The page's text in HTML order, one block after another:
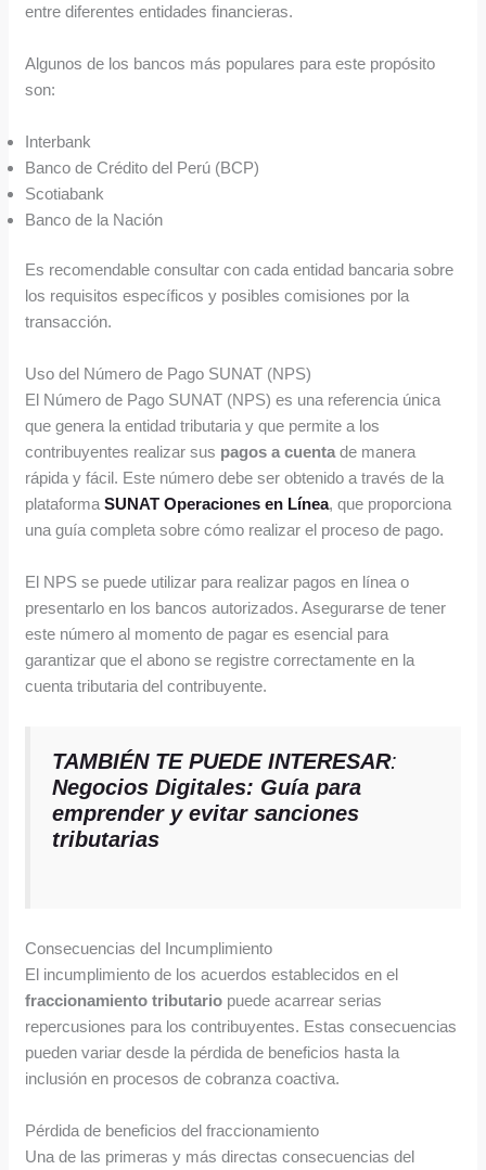
entre diferentes entidades financieras.
Algunos de los bancos más populares para este propósito
son:
Interbank
Banco de Crédito del Perú (BCP)
Scotiabank
Banco de la Nación
Es recomendable consultar con cada entidad bancaria sobre
los requisitos específicos y posibles comisiones por la
transacción.
Uso del Número de Pago SUNAT (NPS)
El Número de Pago SUNAT (NPS) es una referencia única
que genera la entidad tributaria y que permite a los
contribuyentes realizar sus pagos a cuentade manera
rápida y fácil. Este número debe ser obtenido a través de la
plataformaSUNAT Operaciones en Línea, que proporciona
una guía completa sobre cómo realizar el proceso de pago.
El NPS se puede utilizar para realizar pagos en línea o
presentarlo en los bancos autorizados. Asegurarse de tener
este número al momento de pagar es esencial para
garantizar que el abono se registre correctamente en la
cuenta tributaria del contribuyente.
TAMBIÉN TE PUEDE INTERESAR:
Negocios Digitales: Guía para
emprender y evitar sanciones
tributarias
Consecuencias del Incumplimiento
El incumplimiento de los acuerdos establecidos en el
fraccionamiento tributario puede acarrear serias
repercusiones para los contribuyentes. Estas consecuencias
pueden variar desde la pérdida de beneficios hasta la
inclusión en procesos de cobranza coactiva.
Pérdida de beneficios del fraccionamiento
Una de las primeras y más directas consecuencias del